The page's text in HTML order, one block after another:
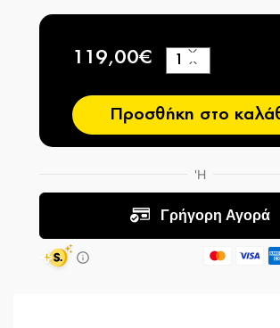
119,00€
−
+
Προσθήκη στο